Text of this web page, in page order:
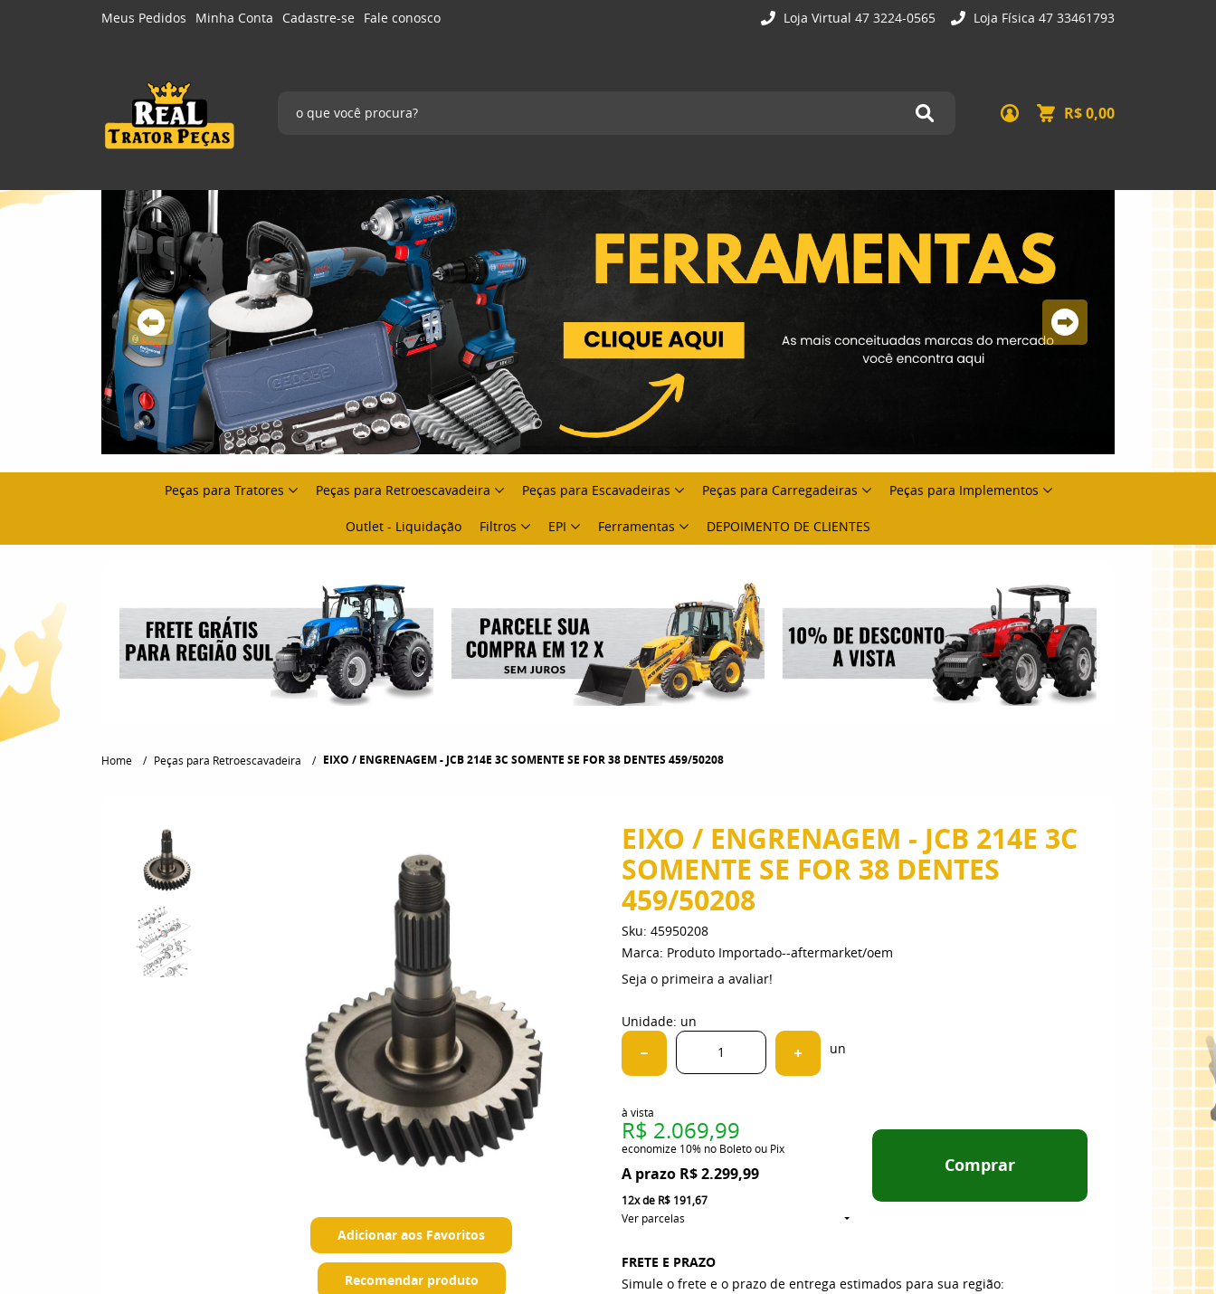
Meus Pedidos Minha Conta Cadastre-se Fale conosco Loja Virtual 47 3224-0565 Loja Física 47 33461793
R$ 0,00
Peças para Tratores Peças para Retroescavadeira Peças para Escavadeiras Peças para Carregadeiras Peças para Implementos
Outlet - Liquidação Filtros EPI Ferramentas DEPOIMENTO DE CLIENTES
Home Peças para Retroescavadeira EIXO / ENGRENAGEM - JCB 214E 3C SOMENTE SE FOR 38 DENTES 459/50208
Adicionar aos Favoritos
Recomendar produto
EIXO / ENGRENAGEM - JCB 214E 3C
SOMENTE SE FOR 38 DENTES
459/50208
Sku: 45950208
Marca: Produto Importado--aftermarket/oem
Seja o primeira a avaliar!
Unidade: un
un
R$ 2.299,99
à vista
R$ 2.069,99
economize 10% no Boleto ou Pix
12xde R$ 191,67
Ver parcelas
Comprar
FRETE E PRAZO
Simule o frete e o prazo de entrega estimados para sua região: